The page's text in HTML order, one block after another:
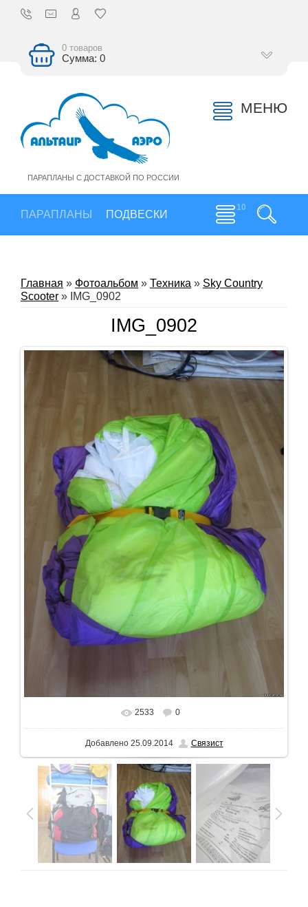
0 товаров
Сумма: 0
ПАРАПЛАНЫ С ДОСТАВКОЙ ПО РОССИИ
МЕНЮ
ПАРАПЛАНЫ ПОДВЕСКИ
Главная » Фотоальбом » Техника » Sky Country
Scooter » IMG_0902
IMG_0902
В реальном размере 1200x1600
2533 0
Добавлено25.09.2014 Связист